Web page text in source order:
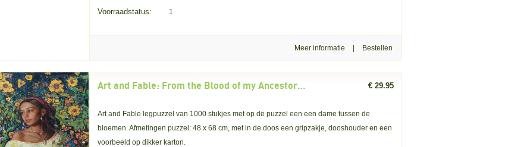
Voorraadstatus: 1
Meer informatie
Art and Fable: From the Blood of my Ancestors (1000) verticale puzzel € 29.95
Art and Fable legpuzzel van 1000 stukjes met op de puzzel een een dame tussen de
bloemen. Afmetingen puzzel: 48 x 68 cm, met in de doos een gripzakje, dooshouder en een
voorbeeld op dikker karton.